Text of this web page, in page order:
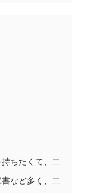
ちたくて、二
など多く、二